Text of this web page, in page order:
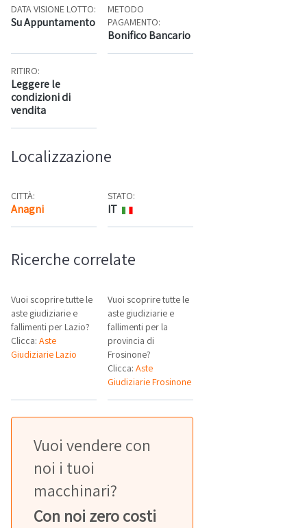
DATA VISIONE LOTTO:
Su Appuntamento
METODO
PAGAMENTO:
Bonifico Bancario
RITIRO:
Leggere le
condizioni di
vendita
Localizzazione
CITTÀ:
Anagni Mappa
STATO:
IT
Ricerche correlate
Vuoi scoprire tutte le
aste giudiziarie e
fallimenti per Lazio?
Clicca: Aste
Giudiziarie Lazio
Vuoi scoprire tutte le
aste giudiziarie e
fallimenti per la
provincia di
Frosinone?
Clicca:Aste
Giudiziarie Frosinone
Vuoi vendere con
noi i tuoi
macchinari?
Con noi zero costi